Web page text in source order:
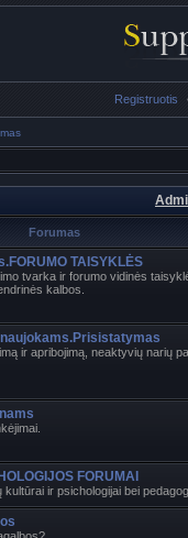
Registruotis
Forumas
TAISYKLĖS
tvarka ir forumo vidinės
kalbos.
ir apribojimą, neaktyvių narių
FORUMAI
ir psichologijai bei